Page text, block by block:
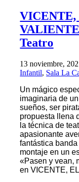
VICENTE,
Teatro
13 noviembre,
Infantil, Sala La
Un mágico
imaginaria de
sueños, ser
propuesta llena
la técnica de
apasionante
fantástica
montaje en un
«Pasen y vean,
en VICENTE,